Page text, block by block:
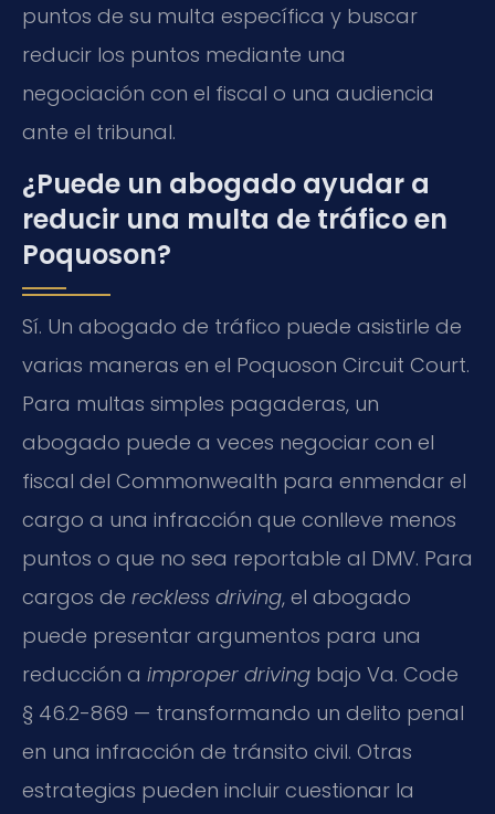
puntos de su multa específica y buscar
reducir los puntos mediante una
negociación con el fiscal o una audiencia
ante el tribunal.
¿Puede un abogado ayudar a
reducir una multa de tráfico en
Poquoson?
Sí. Un abogado de tráfico puede asistirle de
varias maneras en el Poquoson Circuit Court.
Para multas simples pagaderas, un
abogado puede a veces negociar con el
fiscal del Commonwealth para enmendar el
cargo a una infracción que conlleve menos
puntos o que no sea reportable al DMV. Para
cargos de reckless driving, el abogado
puede presentar argumentos para una
reducción a improper driving bajo Va. Code
§ 46.2-869 — transformando un delito penal
en una infracción de tránsito civil. Otras
estrategias pueden incluir cuestionar la